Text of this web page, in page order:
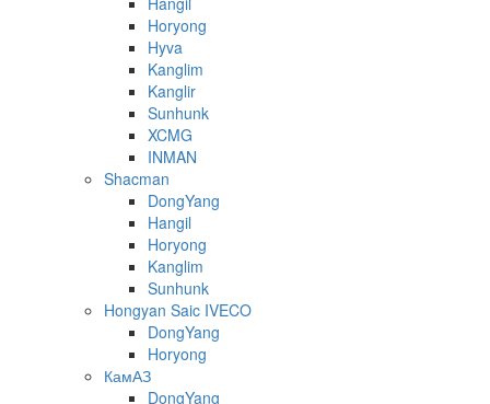
Horyong
Hyva
Kanglim
Kanglir
Sunhunk
XCMG
INMAN
Shacman
DongYang
Hangil
Horyong
Kanglim
Sunhunk
Hongyan Saic IVECO
DongYang
Horyong
КамАЗ
DongYang